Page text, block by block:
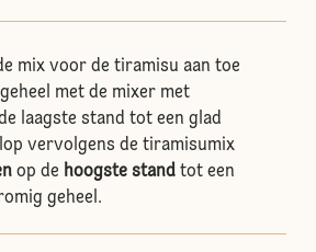
mix voor de tiramisu aan toe
met de mixer met
laagste stand tot een glad
vervolgens de tiramisumix
op de hoogste standtot een
geheel.